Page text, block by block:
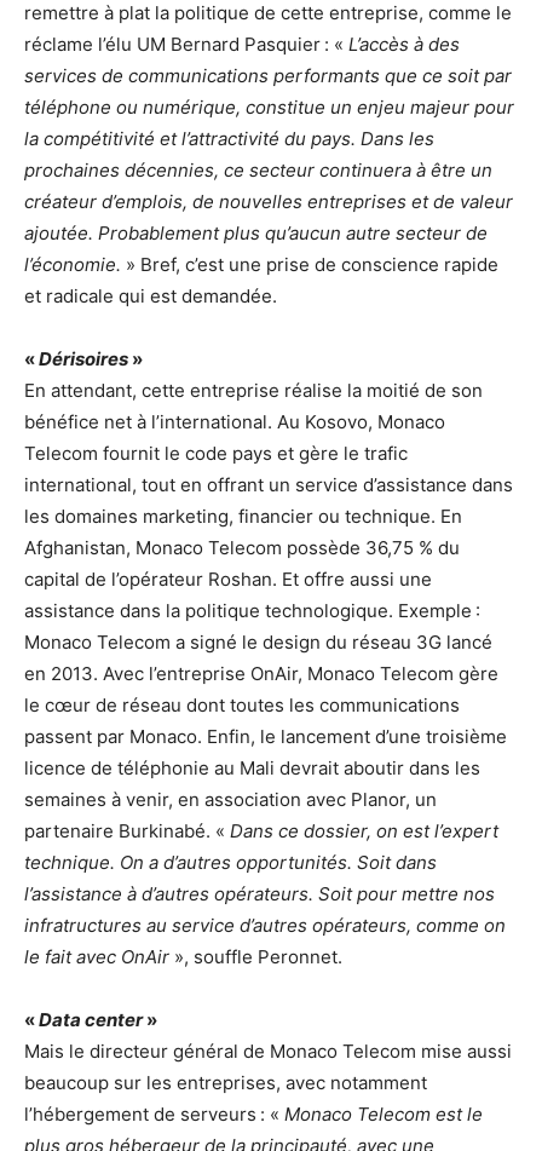
remettre à plat la politique de cette entreprise, comme le
réclame l’élu UM Bernard Pasquier : « L’accès à des
services de communications performants que ce soit par
téléphone ou numérique, constitue un enjeu majeur pour
la compétitivité et l’attractivité du pays. Dans les
prochaines décennies, ce secteur continuera à être un
créateur d’emplois, de nouvelles entreprises et de valeur
ajoutée. Probablement plus qu’aucun autre secteur de
l’économie. » Bref, c’est une prise de conscience rapide
et radicale qui est demandée.
«Dérisoires »
En attendant, cette entreprise réalise la moitié de son
bénéfice net à l’international. Au Kosovo, Monaco
Telecom fournit le code pays et gère le trafic
international, tout en offrant un service d’assistance dans
les domaines marketing, financier ou technique. En
Afghanistan, Monaco Telecom possède 36,75 % du
capital de l’opérateur Roshan. Et offre aussi une
assistance dans la politique technologique. Exemple :
Monaco Telecom a signé le design du réseau 3G lancé
en 2013. Avec l’entreprise OnAir, Monaco Telecom gère
le cœur de réseau dont toutes les communications
passent par Monaco. Enfin, le lancement d’une troisième
licence de téléphonie au Mali devrait aboutir dans les
semaines à venir, en association avec Planor, un
partenaire Burkinabé. « Dans ce dossier, on est l’expert
technique. On a d’autres opportunités. Soit dans
l’assistance à d’autres opérateurs. Soit pour mettre nos
infratructures au service d’autres opérateurs, comme on
le fait avec OnAir », souffle Peronnet.
«Data center»
Mais le directeur général de Monaco Telecom mise aussi
beaucoup sur les entreprises, avec notamment
l’hébergement de serveurs : « Monaco Telecom est le
plus gros hébergeur de la principauté, avec une